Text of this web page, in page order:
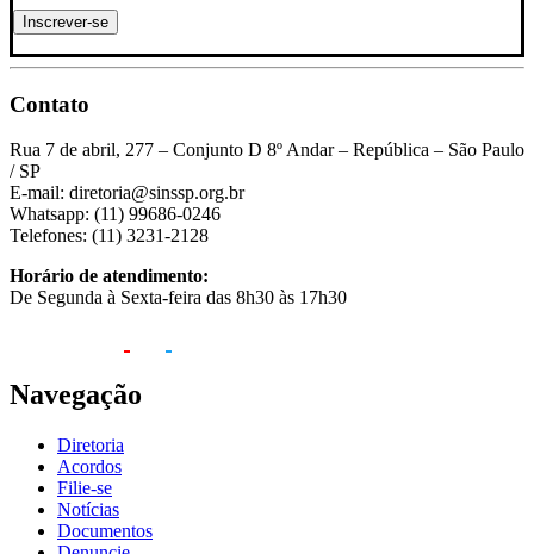
Contato
Rua 7 de abril, 277 – Conjunto D 8º Andar – República – São Paulo
/ SP
E-mail: diretoria@sinssp.org.br
Whatsapp: (11) 99686-0246
Telefones: (11) 3231-2128
Horário de atendimento:
De Segunda à Sexta-feira das 8h30 às 17h30
Navegação
Diretoria
Acordos
Filie-se
Notícias
Documentos